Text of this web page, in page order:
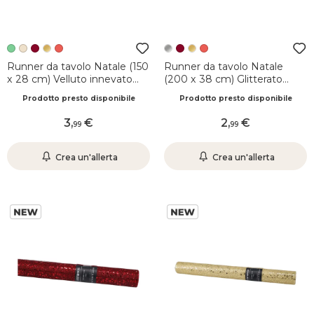
Runner da tavolo Natale (150
x 28 cm) Velluto innevato
Prodotto presto disponibile
3,99
Crea un'allerta
Runner da tavolo Natale
(200 x 38 cm) Glitterato
Prodotto presto disponibile
2,99
Crea un'allerta